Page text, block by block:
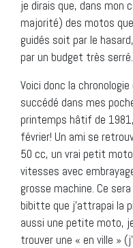
je dirais que, dans mon
majorité) des motos
guidés soit par le
par un budget très serré.
Voici donc la
succédé dans mes
printemps hâtif de
février! Un ami se
50 cc, un vrai petit
vitesses avec
grosse machine. Ce
bibitte que j’attrapai la
aussi une petite moto,
trouver une « en ville »